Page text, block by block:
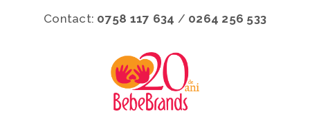
Contact: 0758 117 634 / 0264 256 533